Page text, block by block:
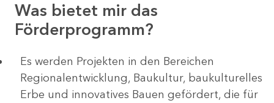
Was bietet mir das
Förderprogramm?
Es werden Projekten in den Bereichen
Regionalentwicklung, Baukultur, baukulturelles
Erbe und innovatives Bauen gefördert, die für